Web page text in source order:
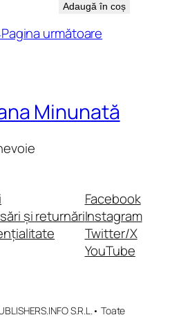
Adaugă în coș
Pagina următoare
Minunată
și returnări
Facebook
Instagram
Twitter/X
YouTube
S.R.L.• Toate